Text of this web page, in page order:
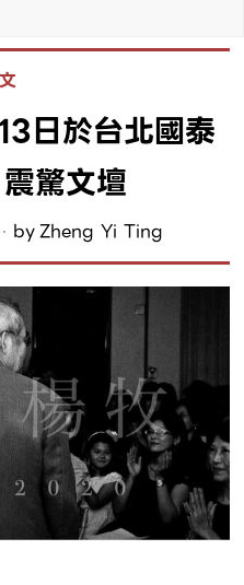
日於台北國泰
驚文壇
byZheng Yi Ting